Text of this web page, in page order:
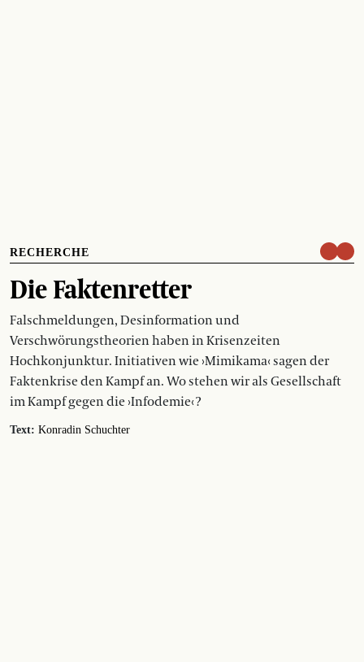
RECHERCHE
Die Faktenretter
Falschmeldungen, Desinformation und
Verschwörungstheorien haben in Krisenzeiten
Hochkonjunktur. Initiativen wie ›Mimikama‹ sagen der
Faktenkrise den Kampf an. Wo stehen wir als Gesellschaft
im Kampf gegen die ›Infodemie‹ ?
Text: Konradin Schuchter